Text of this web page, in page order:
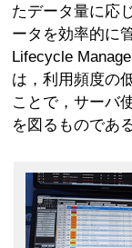
たデータ量に応
ータを効率的に
Lifecycle
は，利用頻度の
ことで，サーバ
を図るものである